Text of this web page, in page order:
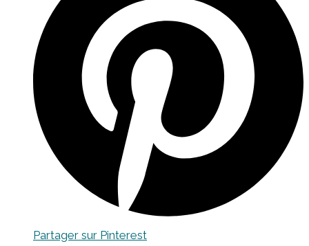
Partager sur Pinterest